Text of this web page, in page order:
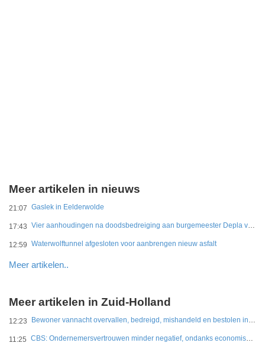
Meer artikelen in nieuws
21:07 Gaslek in Eelderwolde
17:43 Vier aanhoudingen na doodsbedreiging aan burgemeester Depla van Breda
12:59 Waterwolftunnel afgesloten voor aanbrengen nieuw asfalt
Meer artikelen..
Meer artikelen in Zuid-Holland
12:23 Bewoner vannacht overvallen, bedreigd, mishandeld en bestolen in Leidschendam
11:25 CBS: Ondernemersvertrouwen minder negatief, ondanks economische onzekerheid